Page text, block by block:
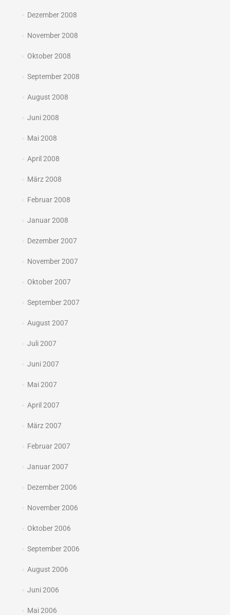
Dezember 2008
November 2008
Oktober 2008
September 2008
August 2008
Juni 2008
Mai 2008
April 2008
März 2008
Februar 2008
Januar 2008
Dezember 2007
November 2007
Oktober 2007
September 2007
August 2007
Juli 2007
Juni 2007
Mai 2007
April 2007
März 2007
Februar 2007
Januar 2007
Dezember 2006
November 2006
Oktober 2006
September 2006
August 2006
Juni 2006
Mai 2006